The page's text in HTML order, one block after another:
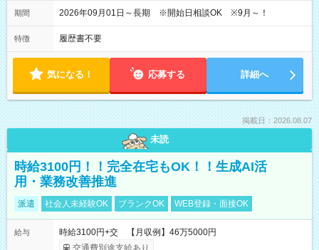
期間 2026年09月01日～長期 ※開始日相談OK ※9月～！
特徴 履歴書不要
気になる！ 応募する 詳細へ
掲載日：2026.08.07
未読
時給3100円！！完全在宅もOK！！生成AI活
用・業務改善推進
派遣 社会人未経験OK ブランクOK WEB登録・面接OK
給与
時給3100円+交 【月収例】46万5000円
交通費別途支給あり